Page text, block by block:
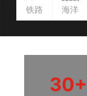
铁路 海洋
30+